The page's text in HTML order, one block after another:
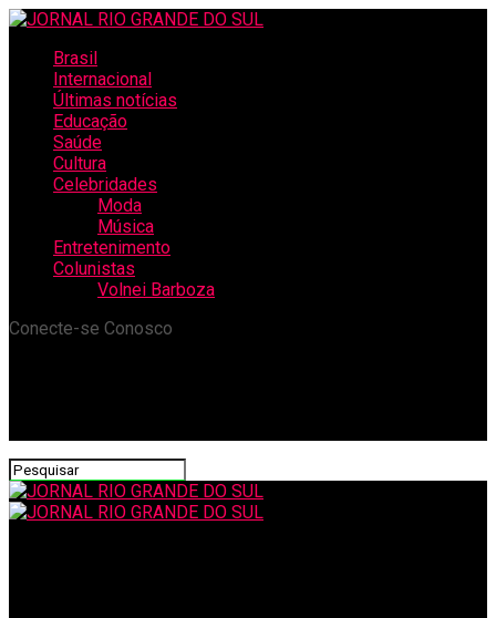
Brasil
Internacional
Últimas notícias
Educação
Saúde
Cultura
Celebridades
Moda
Música
Entretenimento
Colunistas
Volnei Barboza
Conecte-se Conosco